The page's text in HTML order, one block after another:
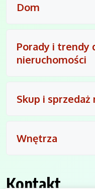
Dom
Porady i trendy
nieruchomości
Skup i sprzedaż
Wnętrza
Kontakt